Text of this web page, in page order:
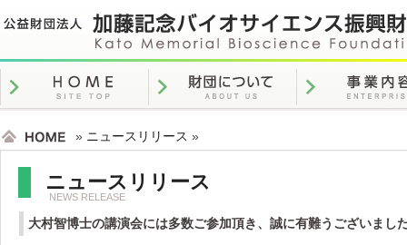
» ニュースリリース »
ニュースリリース
NEWS RELEASE
大村智博士の講演会には多数ご参加頂き、誠に有難うございまし